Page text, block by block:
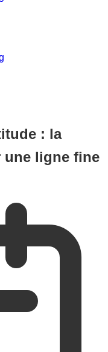
: la
une ligne fine